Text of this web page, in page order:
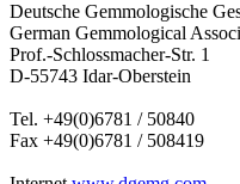
Deutsche Gemmologische
German Gemmological
Prof.-Schlossmacher-Str. 1
D-55743 Idar-Oberstein
Tel. +49(0)6781 / 50840
Fax +49(0)6781 / 508419